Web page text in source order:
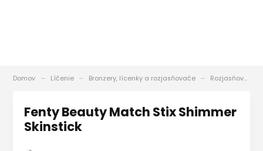
Domov Líčenie Bronzery, lícenky a rozjasňovače Rozjasňovače
Fenty Beauty Match Stix Shimmer
Skinstick